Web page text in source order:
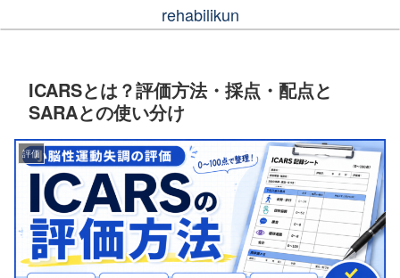
rehabilikun
ICARSとは？評価方法・採点・配点と
SARAとの使い分け
評価